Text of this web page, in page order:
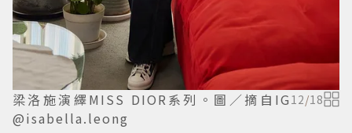
梁洛施演繹MISS DIOR系列。圖／摘自IG
@isabella.leong
12/18